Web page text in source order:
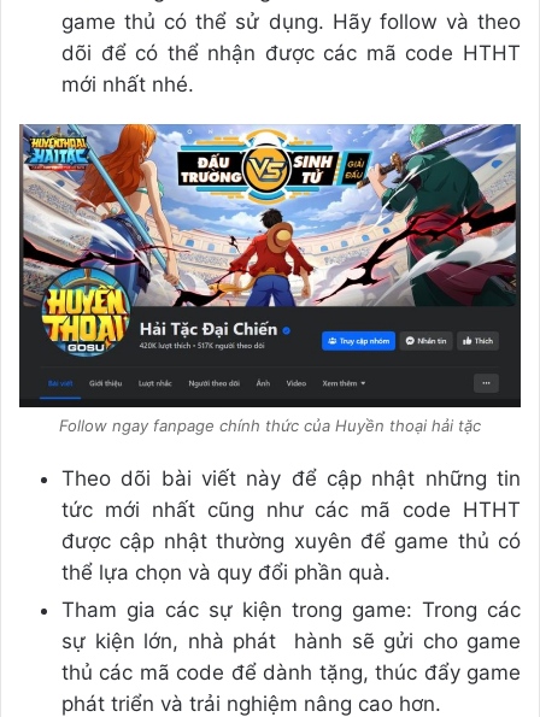
game thủ có thể sử dụng. Hãy follow và theo
dõi để có thể nhận được các mã code HTHT
mới nhất nhé.
Follow ngay fanpage chính thức của Huyền thoại hải tặc
Theo dõi bài viết này để cập nhật những tin
tức mới nhất cũng như các mã code HTHT
được cập nhật thường xuyên để game thủ có
thể lựa chọn và quy đổi phần quà.
Tham gia các sự kiện trong game: Trong các
sự kiện lớn, nhà phát hành sẽ gửi cho game
thủ các mã code để dành tặng, thúc đẩy game
phát triển và trải nghiệm nâng cao hơn.